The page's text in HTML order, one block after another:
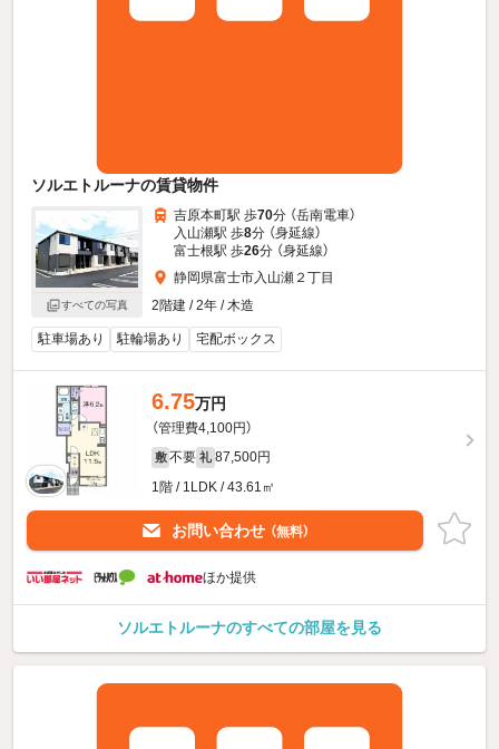
ソルエトルーナの賃貸物件
すべての写真
吉原本町駅 歩70分 （岳南電車）
入山瀬駅 歩8分 （身延線）
富士根駅 歩26分 （身延線）
静岡県富士市入山瀬２丁目
2階建 / 2年 / 木造
駐車場あり 駐輪場あり 宅配ボックス
6.75万円
（管理費4,100円）
敷 不要 礼 87,500円
1階 / 1LDK / 43.61㎡
お問い合わせ （無料）
ほか提供
ソルエトルーナのすべての部屋を見る